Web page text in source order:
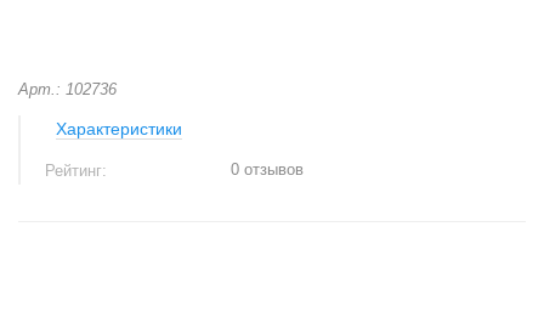
Арт.: 102736
Характеристики
Рейтинг: 0 отзывов